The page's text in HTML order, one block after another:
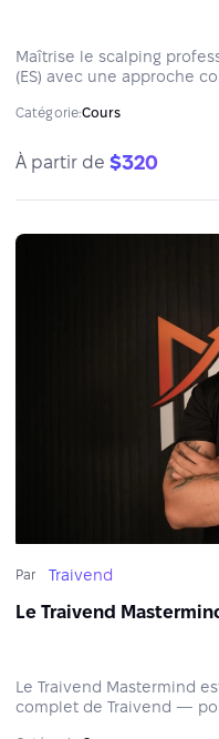
Maîtrise le scalping
(ES) avec une approche
Catégorie:Cours
À partir de $320
Par Traivend
Le Traivend
Le Traivend Mastermind
complet de Traivend —